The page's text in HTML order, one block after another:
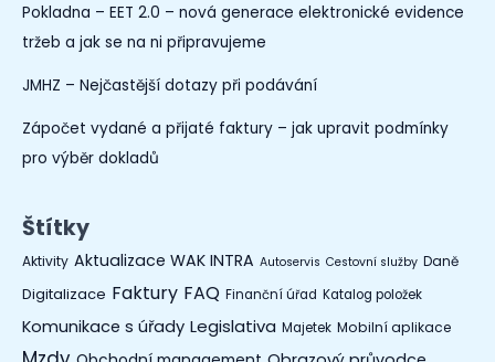
Pokladna – EET 2.0 – nová generace elektronické evidence
tržeb a jak se na ni připravujeme
JMHZ – Nejčastější dotazy při podávání
Zápočet vydané a přijaté faktury – jak upravit podmínky
pro výběr dokladů
Štítky
Aktivity Aktualizace WAK INTRA Autoservis Cestovní služby Daně
Digitalizace Faktury FAQ Finanční úřad Katalog položek
Komunikace s úřady Legislativa Majetek Mobilní aplikace